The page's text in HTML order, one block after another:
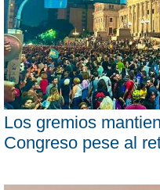
Los gremios
Congreso pese al